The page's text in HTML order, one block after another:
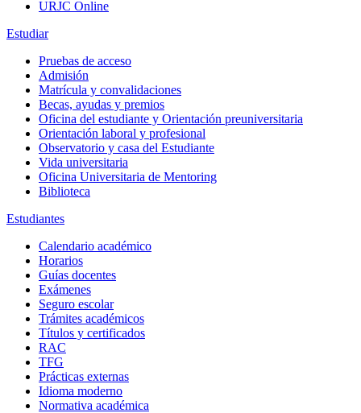
URJC Online
Estudiar
Pruebas de acceso
Admisión
Matrícula y convalidaciones
Becas, ayudas y premios
Oficina del estudiante y Orientación preuniversitaria
Orientación laboral y profesional
Observatorio y casa del Estudiante
Vida universitaria
Oficina Universitaria de Mentoring
Biblioteca
Estudiantes
Calendario académico
Horarios
Guías docentes
Exámenes
Seguro escolar
Trámites académicos
Títulos y certificados
RAC
TFG
Prácticas externas
Idioma moderno
Normativa académica